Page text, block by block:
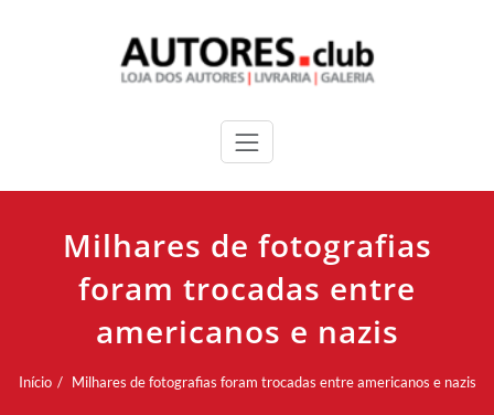
Milhares de fotografias
foram trocadas entre
americanos e nazis
Início Milhares de fotografias foram trocadas entre americanos e nazis